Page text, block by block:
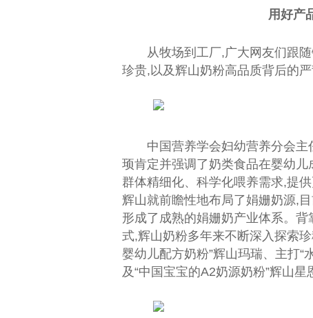
用好产
从牧场到工厂,广大网友们跟
珍贵,以及辉山奶粉高品质背后的严
中国营养学会妇幼营养分会主
顼肯定并强调了奶类食品在婴幼
群体精细化、科学化喂养需求,提
辉山就前瞻性地布局了娟姗奶源,
形成了成熟的娟姗奶产业体系。背
式,辉山奶粉多年来不断深入探索
婴幼儿配方奶粉”辉山玛瑞、主打“
及“中国 宝宝的A2奶源奶粉”辉山星